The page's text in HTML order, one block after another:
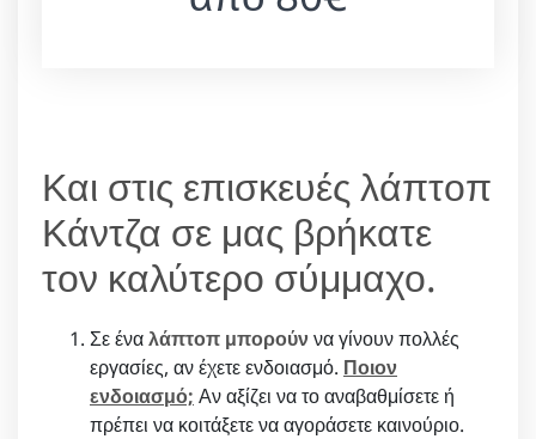
Και στις επισκευές λάπτοπ
Κάντζα σε μας βρήκατε
τον καλύτερο σύμμαχο.
Σε έναλάπτοπ μπορούννα γίνουν πολλές
εργασίες, αν έχετε ενδοιασμό. Ποιον
ενδοιασμό; Αν αξίζει να το αναβαθμίσετε ή
πρέπει να κοιτάξετε να αγοράσετε καινούριο.